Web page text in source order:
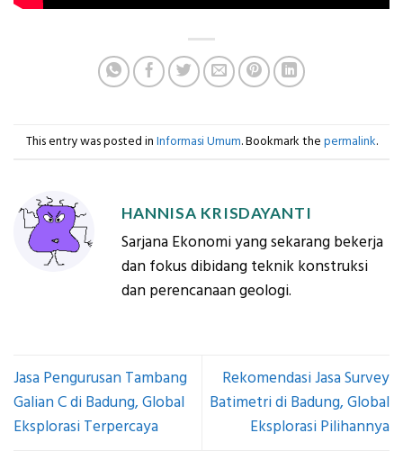
This entry was posted in Informasi Umum. Bookmark the permalink.
HANNISA KRISDAYANTI
Sarjana Ekonomi yang sekarang bekerja
dan fokus dibidang teknik konstruksi
dan perencanaan geologi.
Jasa Pengurusan Tambang
Galian C di Badung, Global
Eksplorasi Terpercaya
Rekomendasi Jasa Survey
Batimetri di Badung, Global
Eksplorasi Pilihannya